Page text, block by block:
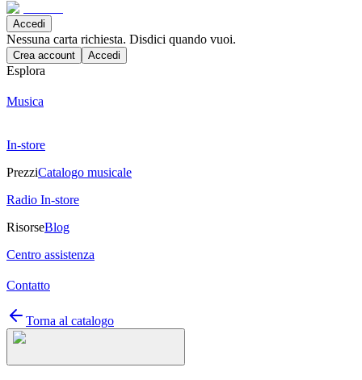
Accedi
Nessuna carta richiesta. Disdici quando vuoi.
Crea account Accedi
Esplora
Musica
In-store
PrezziCatalogo musicale
Radio In-store
RisorseBlog
Centro assistenza
Contatto
Torna al catalogo